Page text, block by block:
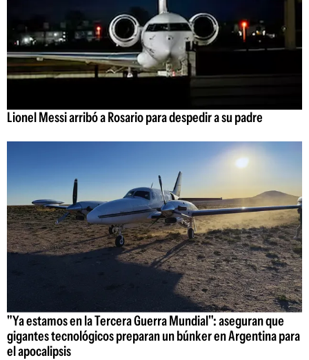
Lionel Messi arribó a Rosario para despedir a su padre
"Ya estamos en la Tercera Guerra Mundial": aseguran que
gigantes tecnológicos preparan un búnker en Argentina para
el apocalipsis